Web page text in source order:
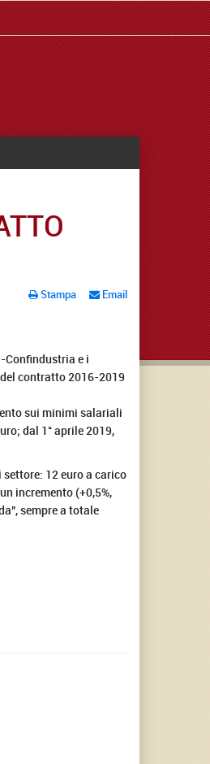
Stampa Email
Confindustria e i
contratto 2016-2019
sui minimi salariali
dal 1° aprile 2019,
12 euro a carico
incremento (+0,5%,
sempre a totale